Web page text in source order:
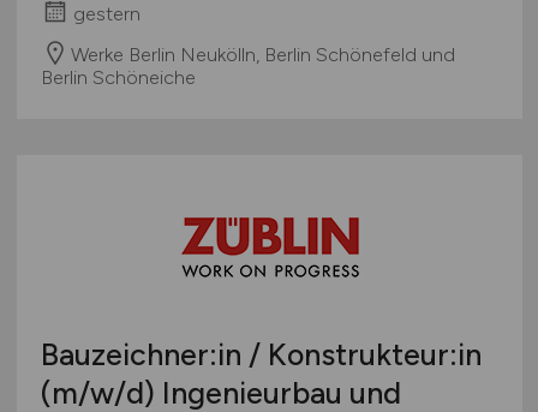
gestern
Werke Berlin Neukölln, Berlin Schönefeld und
Berlin Schöneiche
Bauzeichner:in / Konstrukteur:in
(m/w/d) Ingenieurbau und